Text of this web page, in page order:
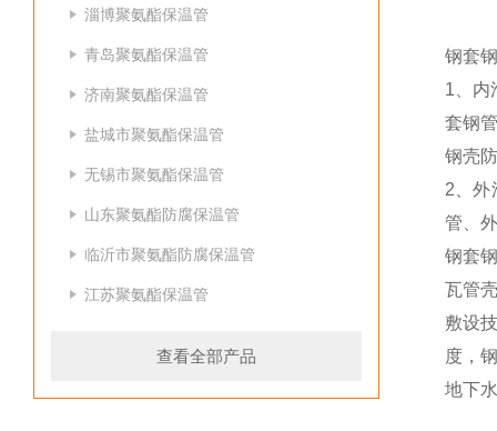
淄博聚氨酯保温管
青岛聚氨酯保温管
济南聚氨酯保温管
盐城市聚氨酯保温管
无锡市聚氨酯保温管
山东聚氨酯防腐保温管
临沂市聚氨酯防腐保温管
江苏聚氨酯保温管
查看全部产品
钢套
1、内
套钢
钢壳
2、外
管、
钢套
瓦管
敷设
度，
地下